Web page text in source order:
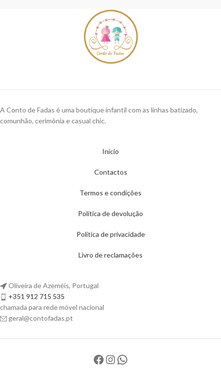
A Conto de Fadas é uma boutique infantil com as linhas batizado,
comunhão, cerimónia e casual chic.
Início
Contactos
Termos e condições
Política de devolução
Política de privacidade
Livro de reclamações
Oliveira de Azeméis, Portugal
+351 912 715 535
chamada para rede móvel nacional
geral@contofadas.pt